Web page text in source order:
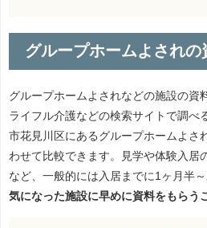
グループホームよされの
グループホームよされなどの施設の資
ライフル介護などの検索サイトで調べ
市花見川区にあるグループホームよさ
わせて比較できます。見学や体験入居
など、一般的には入居までに1ヶ月半～
気になった施設に早めに資料をもらう